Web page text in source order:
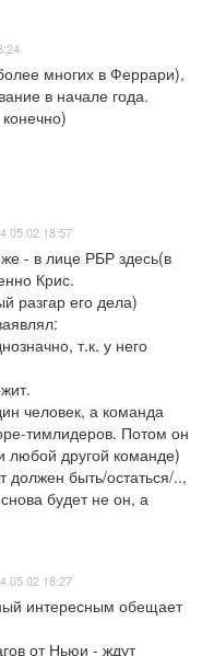
многих в Феррари),
в начале года.
18:57
- в лице РБР здесь(в
Крис.
разгар его дела)
т.к. у него
человек, а команда
тимлидеров. Потом он
любой другой команде)
должен быть/остаться/..,
будет не он, а
18:27
интересным обещает
от Ньюи - ждут